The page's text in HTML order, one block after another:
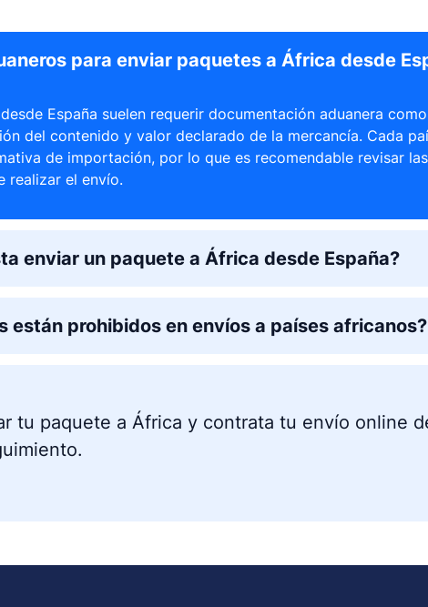
para enviar paquetes a África desde
España suelen requerir documentación aduanera
del contenido y valor declarado de la mercancía. Cada
de importación, por lo que es recomendable revisar
realizar el envío.
enviar un paquete a África desde España?
están prohibidos en envíos a países africanos?
tu paquete a África y contrata tu envío online